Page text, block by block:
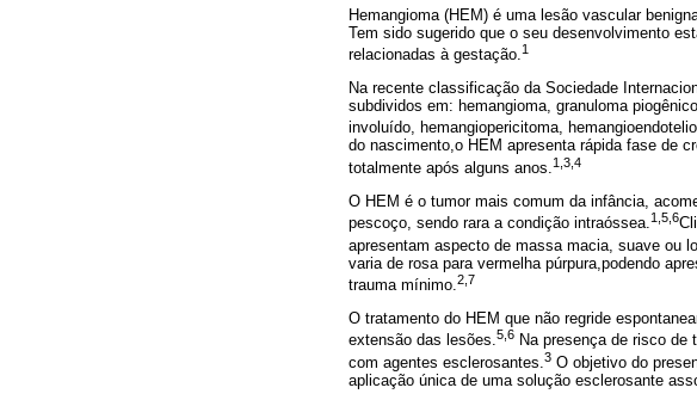
Hemangioma (HEM) é uma lesão vascular
Tem sido sugerido que o seu desenvolvimento
relacionadas à gestação. 1
Na recente classificação da Sociedade
subdividos em: hemangioma, granuloma
involuído, hemangiopericitoma,
do nascimento,o HEM apresenta rápida fase de
totalmente após alguns anos. 1,3,4
O HEM é o tumor mais comum da infância,
pescoço, sendo rara a condição intraóssea.1,5,6
apresentam aspecto de massa macia, suave ou
varia de rosa para vermelha púrpura,podendo
trauma mínimo. 2,7
O tratamento do HEM que não regride
extensão das lesões.5,6 Na presença de risco de
com agentes esclerosantes. 3 O objetivo do
aplicação única de uma solução esclerosante